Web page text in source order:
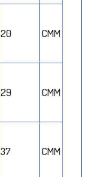
20 CMM
29 CMM
37 CMM